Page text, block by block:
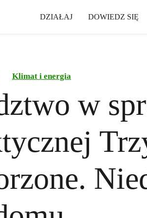
DZIAŁAJ DOWIEDZ SIĘ
Klimat i energia
w